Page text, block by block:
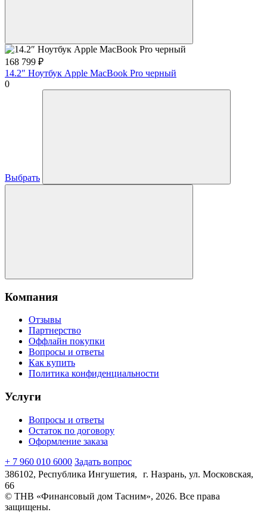
168 799 ₽
14.2″ Ноутбук Apple MacBook Pro черный
0
Выбрать
Компания
Отзывы
Партнерство
Оффлайн покупки
Вопросы и ответы
Как купить
Политика конфиденциальности
Услуги
Вопросы и ответы
Остаток по договору
Оформление заказа
+ 7 960 010 6000 Задать вопрос
386102, Республика Ингушетия, г. Назрань, ул. Московская,
66
© ТНВ «Финансовый дом Тасним», 2026. Все права
защищены.